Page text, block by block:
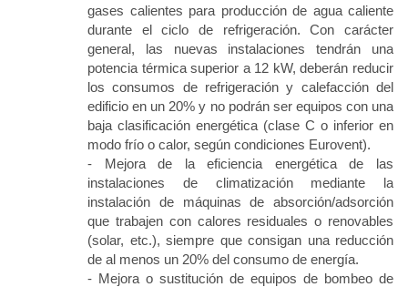
gases calientes para producción de agua caliente
durante el ciclo de refrigeración. Con carácter
general, las nuevas instalaciones tendrán una
potencia térmica superior a 12 kW, deberán reducir
los consumos de refrigeración y calefacción del
edificio en un 20% y no podrán ser equipos con una
baja clasificación energética (clase C o inferior en
modo frío o calor, según condiciones Eurovent).
- Mejora de la eficiencia energética de las
instalaciones de climatización mediante la
instalación de máquinas de absorción/adsorción
que trabajen con calores residuales o renovables
(solar, etc.), siempre que consigan una reducción
de al menos un 20% del consumo de energía.
- Mejora o sustitución de equipos de bombeo de